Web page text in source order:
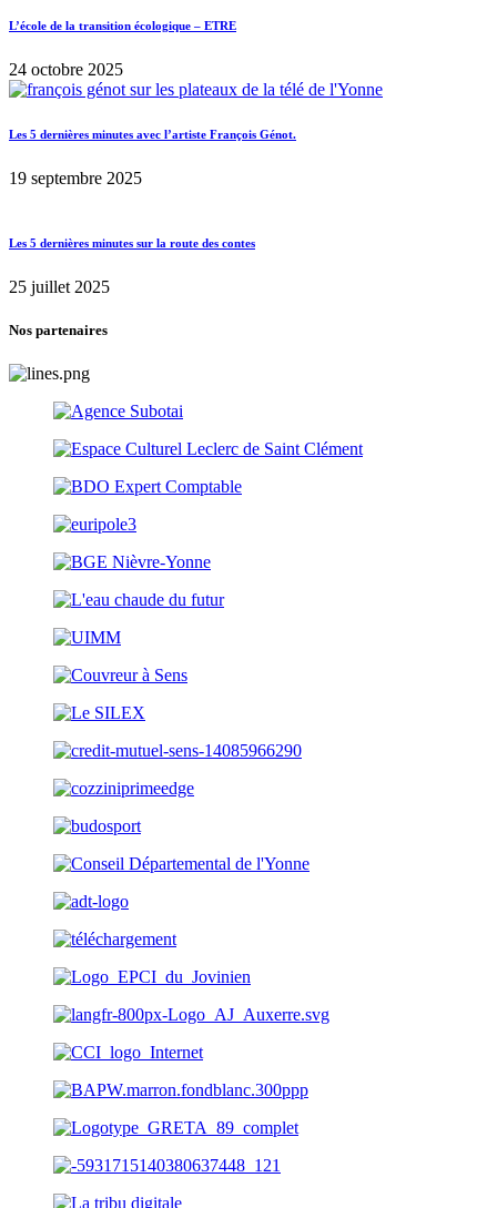
L’école de la transition écologique – ETRE
24 octobre 2025
Les 5 dernières minutes avec l’artiste François Génot.
19 septembre 2025
Les 5 dernières minutes sur la route des contes
25 juillet 2025
Nos partenaires